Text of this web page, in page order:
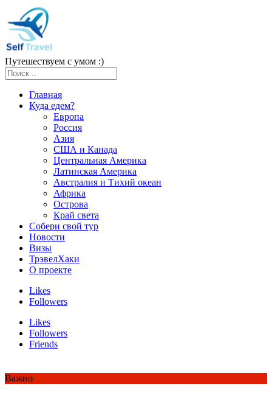
Путешествуем с умом :)
Главная
Куда едем?
Европа
Россия
Азия
США и Канада
Центральная Америка
Латинская Америка
Австралия и Тихий океан
Африка
Острова
Край света
Собери свой тур
Новости
Визы
ТрэвелХаки
О проекте
Likes
Followers
Likes
Followers
Friends
Важно